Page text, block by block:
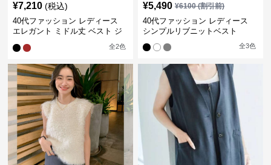
¥7,210 (税込)
40代ファッション レディース
エレガント ミドル丈 ベスト ジ
全2色
¥5,490 ¥6100(割引前)
40代ファッション レディース
シンプルリブニットベスト
全3色